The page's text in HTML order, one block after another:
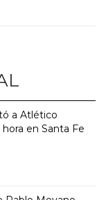
a Atlético
en Santa Fe